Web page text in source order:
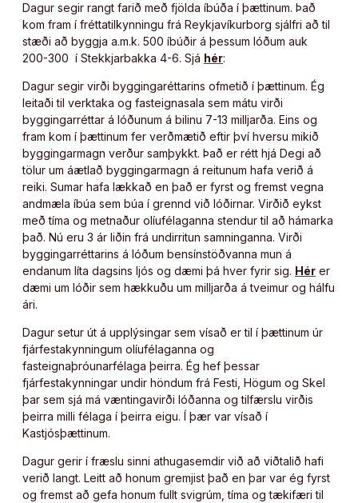
Dagur segir rangt farið með fjölda íbúða í þættinum. Það
kom fram í fréttatilkynningu frá Reykjavíkurborg sjálfri að til
stæði að byggja a.m.k. 500 íbúðir á þessum lóðum auk
200-300 í Stekkjarbakka 4-6. Sjá hér:
Dagur segir virði byggingaréttarins ofmetið í þættinum. Ég
leitaði til verktaka og fasteignasala sem mátu virði
byggingarréttar á lóðunum á bilinu 7-13 milljarða. Eins og
fram kom í þættinum fer verðmætið eftir því hversu mikið
byggingarmagn verður samþykkt. Það er rétt hjá Degi að
tölur um áætlað byggingarmagn á reitunum hafa verið á
reiki. Sumar hafa lækkað en það er fyrst og fremst vegna
andmæla íbúa sem búa í grennd við lóðirnar. Virðið eykst
með tíma og metnaður olíufélaganna stendur til að hámarka
það. Nú eru 3 ár liðin frá undirritun samninganna. Virði
byggingarréttarins á lóðum bensínstöðvanna mun á
endanum líta dagsins ljós og dæmi þá hver fyrir sig. Hér er
dæmi um lóðir sem hækkuðu um milljarða á tveimur og hálfu
ári.
Dagur setur út á upplýsingar sem vísað er til í þættinum úr
fjárfestakynningum olíufélaganna og
fasteignaþróunarfélaga þeirra. Ég hef þessar
fjárfestakynningar undir höndum frá Festi, Högum og Skel
þar sem sjá má væntingavirði lóðanna og tilfærslu virðis
þeirra milli félaga í þeirra eigu. Í þær var vísað í
Kastjósþættinum.
Dagur gerir í fræslu sinni athugasemdir við að viðtalið hafi
verið langt. Leitt að honum gremjist það en þar var ég fyrst
og fremst að gefa honum fullt svigrúm, tíma og tækifæri til